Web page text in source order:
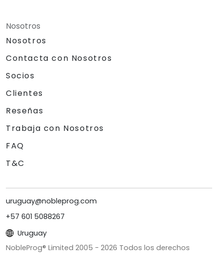
Nosotros
Nosotros
Contacta con Nosotros
Socios
Clientes
Reseñas
Trabaja con Nosotros
FAQ
T&C
uruguay@nobleprog.com
+57 601 5088267
Uruguay
NobleProg® Limited 2005 - 2026 Todos los derechos